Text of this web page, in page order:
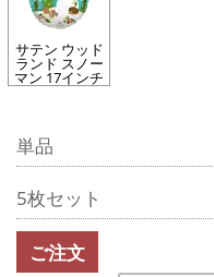
サテン ウッド
ランド スノー
マン 17インチ
単品
5枚セット
ご注文